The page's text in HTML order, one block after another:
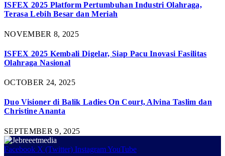
ISFEX 2025 Platform Pertumbuhan Industri Olahraga,
Terasa Lebih Besar dan Meriah
NOVEMBER 8, 2025
ISFEX 2025 Kembali Digelar, Siap Pacu Inovasi Fasilitas
Olahraga Nasional
OCTOBER 24, 2025
Duo Visioner di Balik Ladies On Court, Alvina Taslim dan
Christine Ananta
SEPTEMBER 9, 2025
Facebook X (Twitter) InstagramYouTube